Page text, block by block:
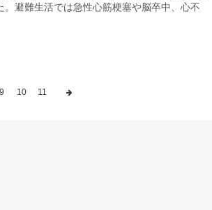
避難生活では急性心筋梗塞や脳卒中、心不
9 10 11